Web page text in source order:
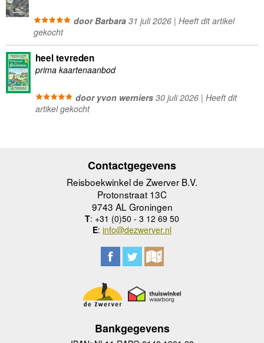
door Barbara31 juli 2026 | Heeft dit artikel
gekocht
heel tevreden
prima kaartenaanbod
door yvon werniers30 juli 2026 | Heeft dit
artikel gekocht
Contactgegevens
Reisboekwinkel de Zwerver B.V.
Protonstraat 13C
9743 AL Groningen
T: +31 (0)50 - 3 12 69 50
E: info@dezwerver.nl
Bankgegevens